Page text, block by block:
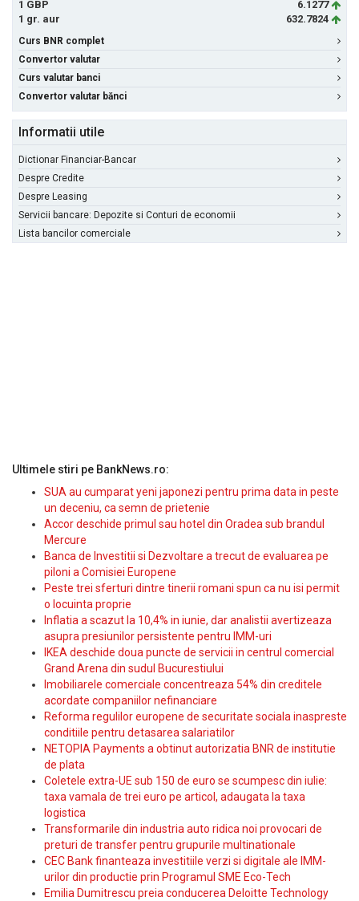
1 GBP
6.1277
1 gr. aur
632.7824
Curs BNR complet
Convertor valutar
Curs valutar banci
Convertor valutar bănci
Informatii utile
Dictionar Financiar-Bancar
Despre Credite
Despre Leasing
Servicii bancare: Depozite si Conturi de economii
Lista bancilor comerciale
Ultimele stiri pe BankNews.ro:
SUA au cumparat yeni japonezi pentru prima data in peste
un deceniu, ca semn de prietenie
Accor deschide primul sau hotel din Oradea sub brandul
Mercure
Banca de Investitii si Dezvoltare a trecut de evaluarea pe
piloni a Comisiei Europene
Peste trei sferturi dintre tinerii romani spun ca nu isi permit
o locuinta proprie
Inflatia a scazut la 10,4% in iunie, dar analistii avertizeaza
asupra presiunilor persistente pentru IMM-uri
IKEA deschide doua puncte de servicii in centrul comercial
Grand Arena din sudul Bucurestiului
Imobiliarele comerciale concentreaza 54% din creditele
acordate companiilor nefinanciare
Reforma regulilor europene de securitate sociala inaspreste
conditiile pentru detasarea salariatilor
NETOPIA Payments a obtinut autorizatia BNR de institutie
de plata
Coletele extra-UE sub 150 de euro se scumpesc din iulie:
taxa vamala de trei euro pe articol, adaugata la taxa
logistica
Transformarile din industria auto ridica noi provocari de
preturi de transfer pentru grupurile multinationale
CEC Bank finanteaza investitiile verzi si digitale ale IMM-
urilor din productie prin Programul SME Eco-Tech
Emilia Dumitrescu preia conducerea Deloitte Technology